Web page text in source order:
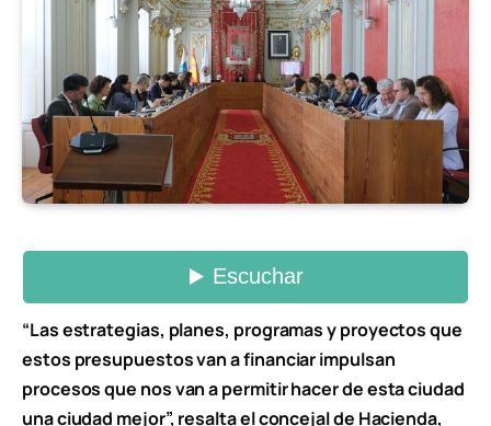
“Las estrategias, planes, programas y proyectos que
estos presupuestos van a financiar impulsan
procesos que nos van a permitir hacer de esta ciudad
una ciudad mejor”, resalta el concejal de Hacienda,